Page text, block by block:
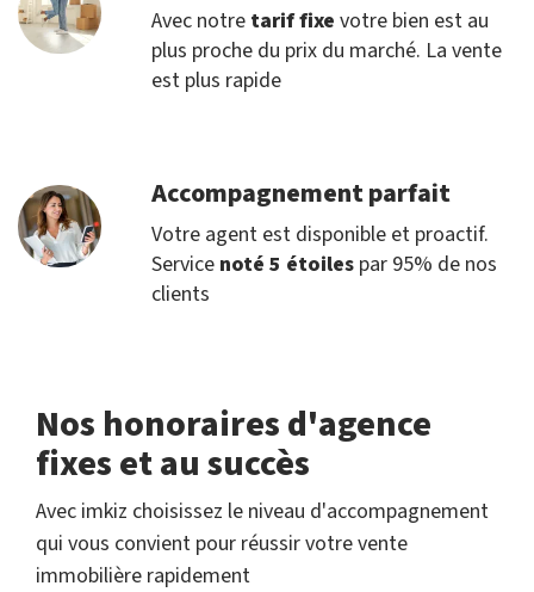
Avec notre tarif fixe votre bien est au
plus proche du prix du marché. La vente
est plus rapide
Accompagnement parfait
Votre agent est disponible et proactif.
Service noté 5 étoiles par 95% de nos
clients
Nos honoraires d'agence
fixes et au succès
Avec imkiz choisissez le niveau d'accompagnement
qui vous convient pour réussir votre vente
immobilière rapidement